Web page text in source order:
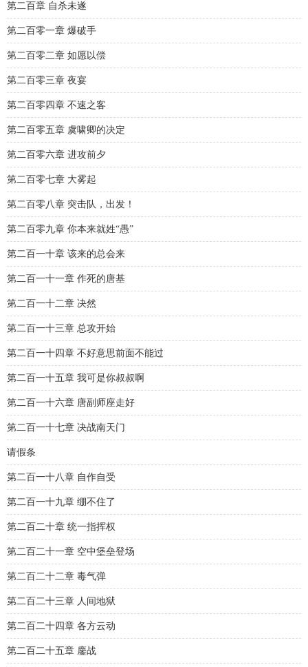
第二百章 自杀未遂
第二百零一章 爆破手
第二百零二章 如愿以偿
第二百零三章 夜宴
第二百零四章 不速之客
第二百零五章 虞啸卿的决定
第二百零六章 进攻前夕
第二百零七章 大雾起
第二百零八章 突击队，出发！
第二百零九章 你本来就姓“愚”
第二百一十章 该来的总会来
第二百一十一章 作死的唐基
第二百一十二章 决然
第二百一十三章 总攻开始
第二百一十四章 不好意思前面不能过
第二百一十五章 我可是你叔叔啊
第二百一十六章 唐副师座走好
第二百一十七章 决战南天门
请假条
第二百一十八章 自作自受
第二百一十九章 绷不住了
第二百二十章 统一指挥权
第二百二十一章 空中堡垒登场
第二百二十二章 毒气弹
第二百二十三章 人间地狱
第二百二十四章 各方云动
第二百二十五章 鏖战